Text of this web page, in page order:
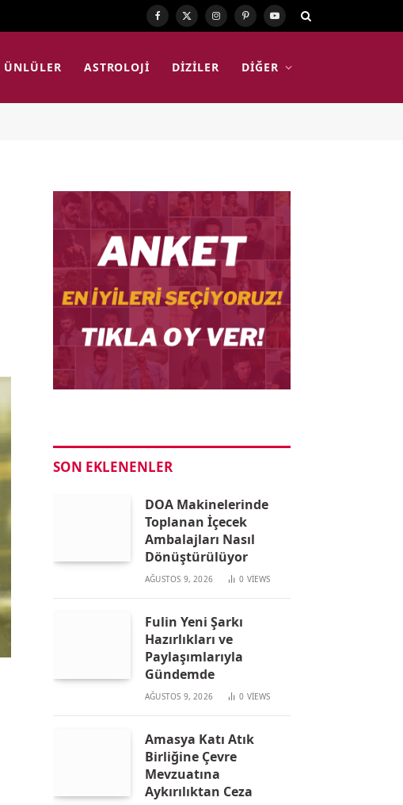
Facebook
X
Instagram
PinterestYouTube
ÜNLÜLER ASTROLOJI DIZILER DIĞER
SON EKLENENLER
DOA Makinelerinde
Toplanan İçecek
Ambalajları Nasıl
Dönüştürülüyor
AĞUSTOS 9, 2026 0 VIEWS
Fulin Yeni Şarkı
Hazırlıkları ve
Paylaşımlarıyla
Gündemde
AĞUSTOS 9, 2026 0 VIEWS
Amasya Katı Atık
Birliğine Çevre
Mevzuatına
Aykırılıktan Ceza